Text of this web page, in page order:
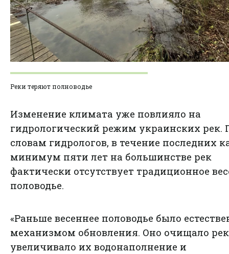
Реки теряют полноводье
Изменение климата уже повлияло на
гидрологический режим украинских рек.
словам гидрологов, в течение последних
минимум пяти лет на большинстве рек
фактически отсутствует традиционное
половодье.
«Раньше весеннее половодье было
механизмом обновления. Оно очищало
увеличивало их водонаполнение и